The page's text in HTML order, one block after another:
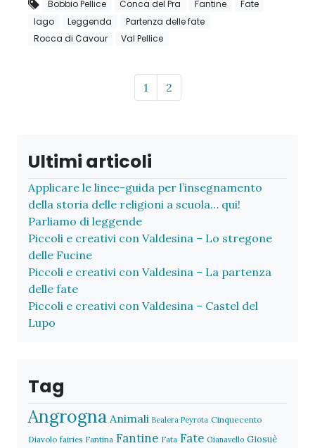
Bobbio Pellice Conca del Pra Fantine
Fate
lago
Leggenda
Partenza delle fate
Rocca di Cavour
Val Pellice
Page
1 Page
2
Ultimi articoli
Applicare le linee-guida per l’insegnamento
della storia delle religioni a scuola… qui!
Parliamo di leggende
Piccoli e creativi con Valdesina – Lo stregone
delle Fucine
Piccoli e creativi con Valdesina – La partenza
delle fate
Piccoli e creativi con Valdesina – Castel del
Lupo
Tag
Angrogna Animali Bealera Peyrota Cinquecento
Diavolo fairies Fantina Fantine Fata Fate Gianavello Giosuè